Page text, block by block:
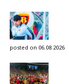
posted on 06.08.2026